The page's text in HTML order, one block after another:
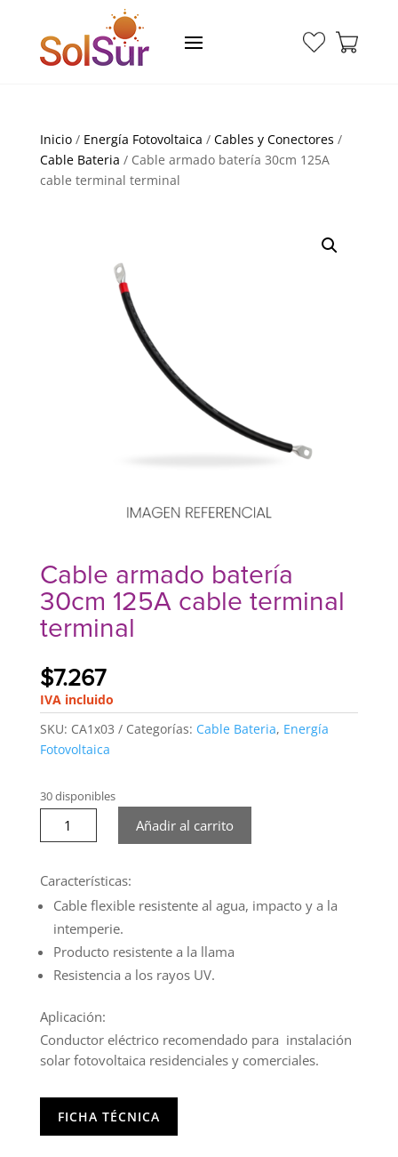
Inicio/ Energía Fotovoltaica / Cables y Conectores /
Cable Bateria / Cable armado batería 30cm 125A
cable terminal terminal
Cable armado batería
30cm 125A cable terminal
terminal
$7.267
IVA incluido
SKU: CA1x03 Categorías: Cable Bateria, Energía
Fotovoltaica
30 disponibles
Cable
armado
30cm
125A
cable
terminal
cantidad
Añadir al carrito
Características:
Cable flexible resistente al agua, impacto y a la
intemperie.
Producto resistente a la llama
Resistencia a los rayos UV.
Aplicación:
Conductor eléctrico recomendado para instalación
solar fotovoltaica residenciales y comerciales.
FICHA TÉCNICA